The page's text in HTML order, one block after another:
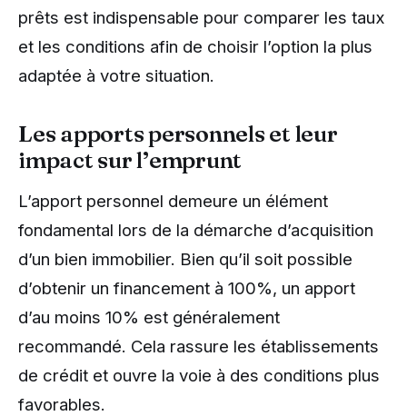
prêts est indispensable pour comparer les taux
et les conditions afin de choisir l’option la plus
adaptée à votre situation.
Les apports personnels et leur
impact sur l’emprunt
L’apport personnel demeure un élément
fondamental lors de la démarche d’acquisition
d’un bien immobilier. Bien qu’il soit possible
d’obtenir un financement à 100%, un apport
d’au moins 10% est généralement
recommandé. Cela rassure les établissements
de crédit et ouvre la voie à des conditions plus
favorables.